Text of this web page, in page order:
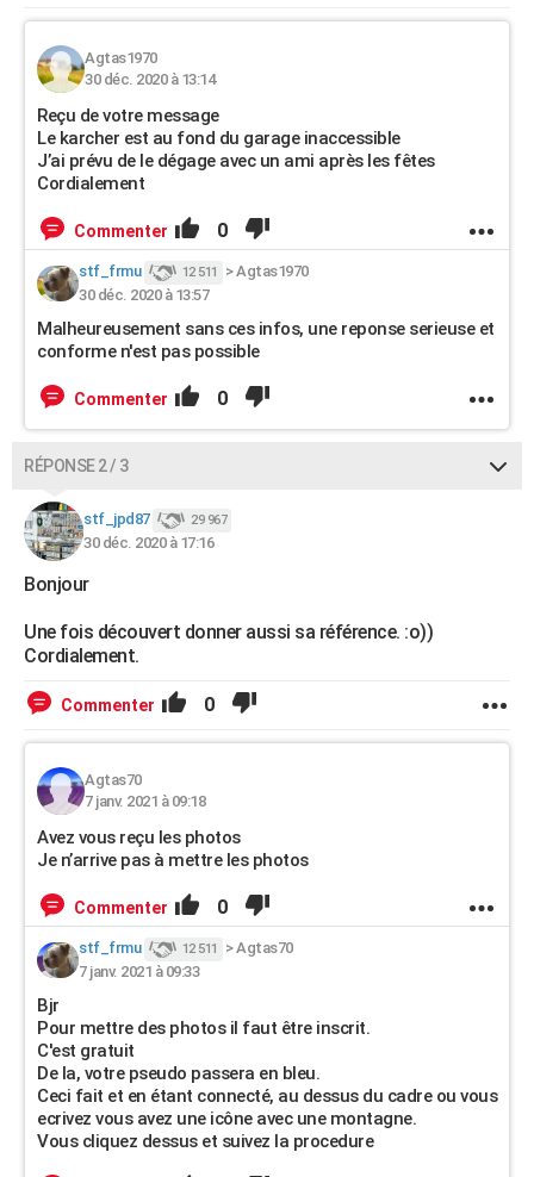
Agtas1970
30 déc. 2020 à 13:14
Reçu de votre message
Le karcher est au fond du garage inaccessible
J’ai prévu de le dégage avec un ami après les fêtes
Cordialement
Commenter 0
stf_frmu 12 511 >Agtas1970
30 déc. 2020 à 13:57
Malheureusement sans ces infos, une reponse serieuse et
conforme n'est pas possible
Commenter 0
RÉPONSE 2 / 3
stf_jpd87 29 967
30 déc. 2020 à 17:16
Bonjour
Une fois découvert donner aussi sa référence. :o))
Cordialement.
Commenter 0
Agtas70
7 janv. 2021 à 09:18
Avez vous reçu les photos
Je n’arrive pas à mettre les photos
Commenter 0
stf_frmu 12 511 >Agtas70
7 janv. 2021 à 09:33
Bjr
Pour mettre des photos il faut être inscrit.
C'est gratuit
De la, votre pseudo passera en bleu.
Ceci fait et en étant connecté, au dessus du cadre ou vous
ecrivez vous avez une icône avec une montagne.
Vous cliquez dessus et suivez la procedure